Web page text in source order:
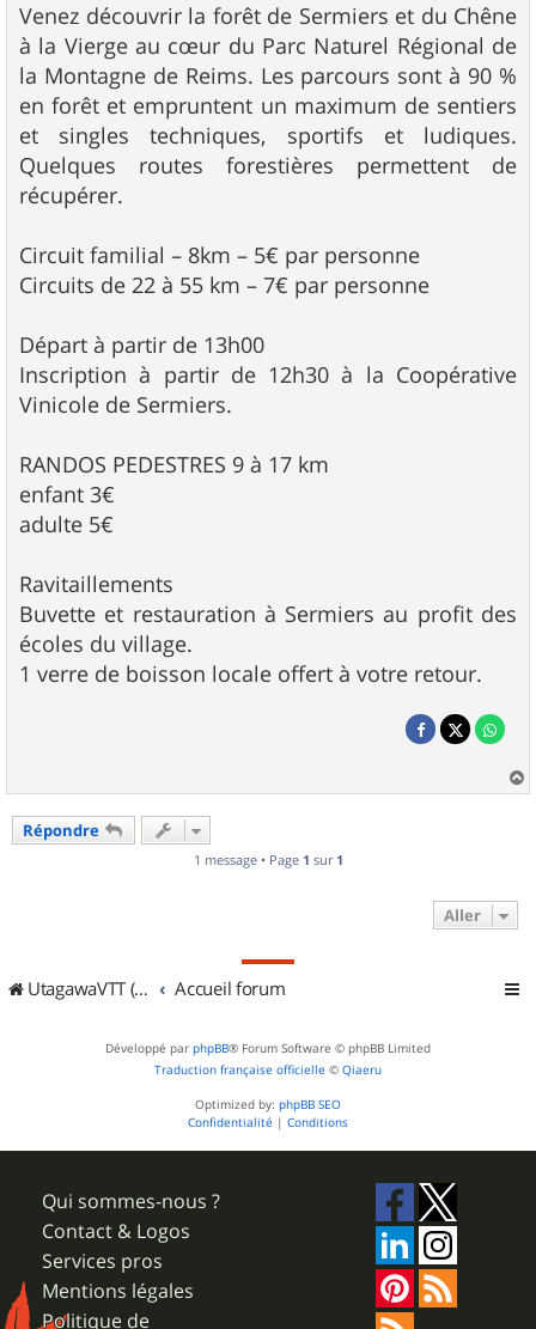
Venez découvrir la forêt de Sermiers et du Chêne
à la Vierge au cœur du Parc Naturel Régional de
la Montagne de Reims. Les parcours sont à 90 %
en forêt et empruntent un maximum de sentiers
et singles techniques, sportifs et ludiques.
Quelques routes forestières permettent de
récupérer.
Circuit familial – 8km – 5€ par personne
Circuits de 22 à 55 km – 7€ par personne
Départ à partir de 13h00
Inscription à partir de 12h30 à la Coopérative
Vinicole de Sermiers.
RANDOS PEDESTRES 9 à 17 km
enfant 3€
adulte 5€
Ravitaillements
Buvette et restauration à Sermiers au profit des
écoles du village.
1 verre de boisson locale offert à votre retour.
a
Répondre
1 message • Page 1 sur 1
Aller
UtagawaVTT (Randos VTT et VTTAE avec traces GPS) Accueil forum
Développé par phpBB® Forum Software © phpBB Limited
Traduction française officielle © Qiaeru
Optimized by: phpBB SEO
Confidentialité | Conditions
Qui sommes-nous ?
Contact & Logos
Services pros
Mentions légales
Politique de